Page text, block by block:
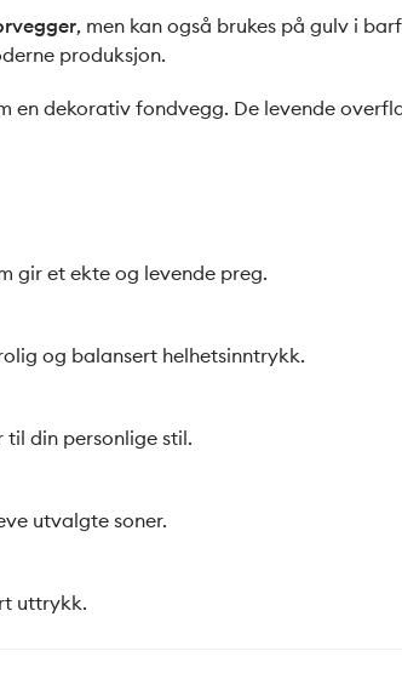
, men kan også brukes på gulv i
produksjon.
en dekorativ fondvegg. De levende
gir et ekte og levende preg.
og balansert helhetsinntrykk.
din personlige stil.
utvalgte soner.
uttrykk.